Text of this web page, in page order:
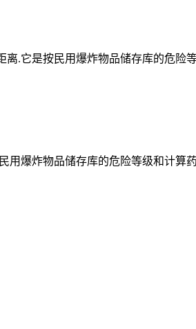
.它是按民用爆炸物品储存库的危险
用爆炸物品储存库的危险等级和计算